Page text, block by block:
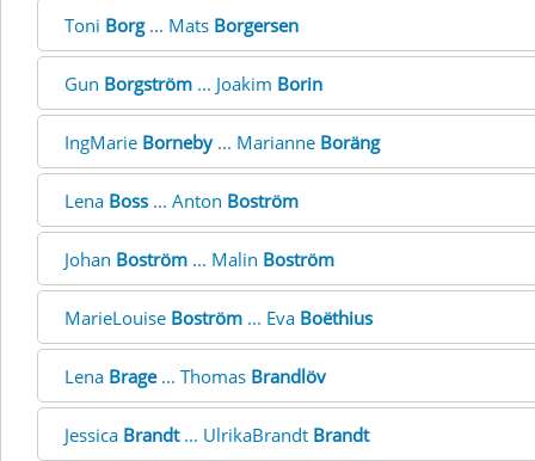
Toni Borg... Mats Borgersen
Gun Borgström ... Joakim Borin
IngMarie Borneby... Marianne Boräng
Lena Boss ... Anton Boström
Johan Boström ... Malin Boström
MarieLouise Boström ... Eva Boëthius
Lena Brage... Thomas Brandlöv
Jessica Brandt... UlrikaBrandt Brandt